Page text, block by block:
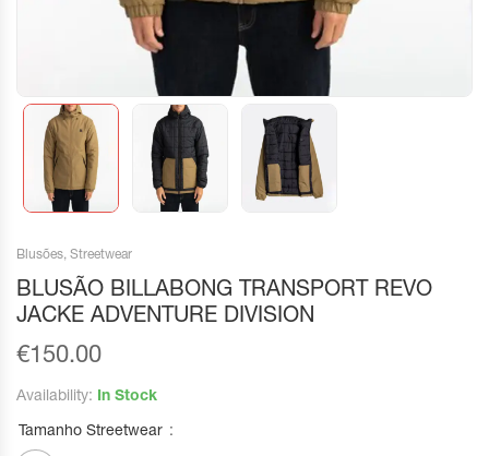
Blusões, Streetwear
BLUSÃO BILLABONG TRANSPORT REVO
JACKE ADVENTURE DIVISION
€150.00
Availability: In Stock
Tamanho Streetwear